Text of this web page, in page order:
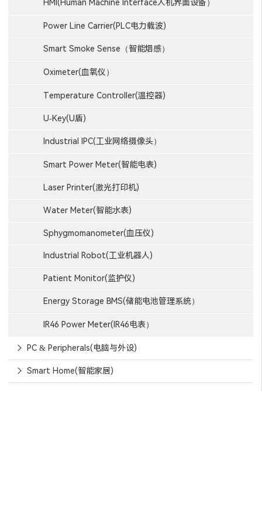
HMI(Human Machine Interface人机界面设备）
Power Line Carrier(PLC电力载波)
Smart Smoke Sense（智能烟感）
Oximeter(血氧仪）
Temperature Controller(温控器)
U-Key(U盾)
Industrial IPC(工业网络摄像头）
Smart Power Meter(智能电表)
Laser Printer(激光打印机)
Water Meter(智能水表)
Sphygmomanometer(血压仪)
Industrial Robot(工业机器人)
Patient Monitor(监护仪)
Energy Storage BMS(储能电池管理系统）
IR46 Power Meter(IR46电表）
PC & Peripherals(电脑与外设)
Smart Home(智能家居)